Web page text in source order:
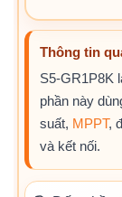
Thông tin
S5-GR1P8K
phần này
suất, MPPT,
và kết nối.